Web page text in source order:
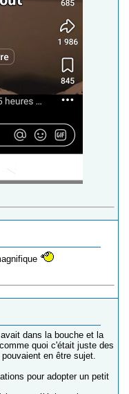
dans la bouche et la
quoi c'était juste des
en être sujet.
pour adopter un petit